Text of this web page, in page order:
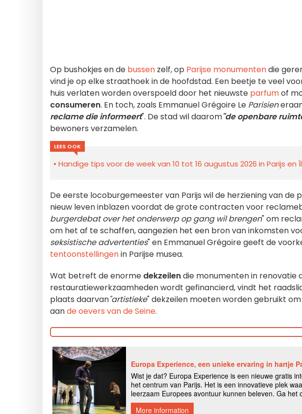
Op bushokjes en de bussen zelf, op Parijse monumentendie
vind je op elke straathoek in de hoofdstad. Een beetje te veel
huis verlaten worden overspoeld door het nieuwste parfumof
consumeren. En toch, zoals Emmanuel Grégoire Le Parisien
reclame die informeert". De stad wil daarom"de openbare
bewoners verzamelen.
LEES OOK
Handige tips voor de week van 10 tot 16 augustus 2026 in Parijs en
De eerste locoburgemeester van Parijs wil de herziening van de
nieuw leven inblazen voordat de grote contracten voor
burgerdebat over het onderwerp op gang wil brengen" om
om het af te schaffen, aangezien het een bron van inkomsten
seksistische advertenties" en Emmanuel Grégoire geeft de
tentoonstellingenin Parijse musea.
Wat betreft de enorme dekzeilendie monumenten in renovatie
restauratiewerkzaamheden wordt gefinancierd, vindt het
plaats daarvan"artistieke" dekzeilen moeten worden gebruikt
aande oevers van de Seine.